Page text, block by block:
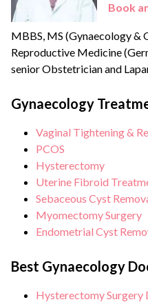
Book
MBBS, MS (Gynaecology &
Reproductive Medicine
senior Obstetrician and
academic record of
speciality hospital with a
care.
Gynaecology
Vaginal Tightening &
PCOS
Hysterectomy
Uterine Fibroid
Sebaceous Cyst
Myomectomy Surgery
Endometrial Cyst
Best Gynaecology
Hysterectomy Surgery